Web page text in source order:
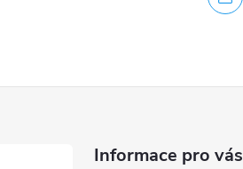
Informace pro vás